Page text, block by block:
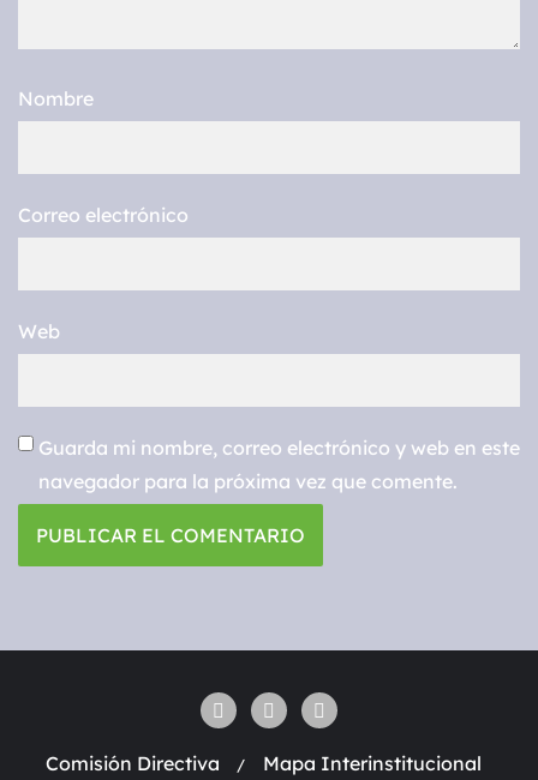
Nombre
Correo electrónico
Web
Guarda mi nombre, correo electrónico y web en este
navegador para la próxima vez que comente.
Comisión Directiva Mapa Interinstitucional